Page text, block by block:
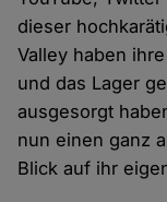
dieser
Valley haben
und das Lager
ausgesorgt
nun einen ganz
Blick auf ihr